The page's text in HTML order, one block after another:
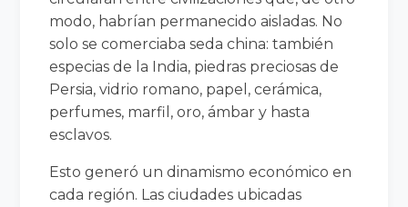
modo, habrían permanecido aisladas. No
solo se comerciaba seda china: también
especias de la India, piedras preciosas de
Persia, vidrio romano, papel, cerámica,
perfumes, marfil, oro, ámbar y hasta
esclavos.
Esto generó un dinamismo económico en
cada región. Las ciudades ubicadas